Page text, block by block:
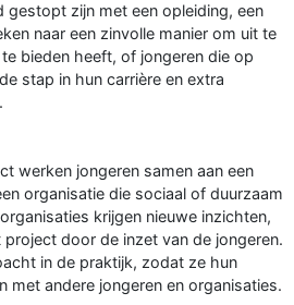
gestopt zijn met een opleiding, een
naar een zinvolle manier om uit te
bieden heeft, of jongeren die op
stap in hun carrière en extra
werken jongeren samen aan een
organisatie die sociaal of duurzaam
krijgen nieuwe inzichten,
project door de inzet van de jongeren.
in de praktijk, zodat ze hun
met andere jongeren en organisaties.